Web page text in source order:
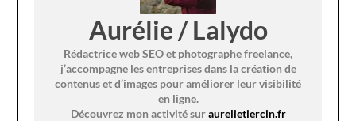
Aurélie / Lalydo
Rédactrice web SEO et photographe freelance,
j’accompagne les entreprises dans la création de
contenus et d’images pour améliorer leur visibilité
en ligne.
Découvrez mon activité suraurelietiercin.fr